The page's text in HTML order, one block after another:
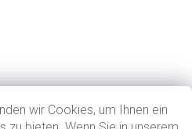
wir Cookies, um Ihnen ein